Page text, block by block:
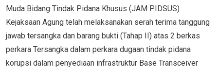
Muda Bidang Tindak Pidana Khusus (JAM PIDSUS)
Kejaksaan Agung telah melaksanakan serah terima tanggung
jawab tersangka dan barang bukti (Tahap II) atas 2 berkas
perkara Tersangka dalam perkara dugaan tindak pidana
korupsi dalam penyediaan infrastruktur Base Transceiver